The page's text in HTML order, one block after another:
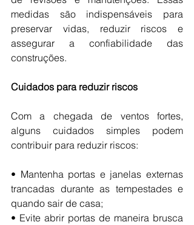
medidas são indispensáveis para
preservar vidas, reduzir riscos e
assegurar a confiabilidade das
construções.
Cuidados para reduzir riscos
Com a chegada de ventos fortes,
alguns cuidados simples podem
contribuir para reduzir riscos:
•⁠ ⁠Mantenha portas e janelas externas
trancadas durante as tempestades e
quando sair de casa;
•⁠ Evite abrir portas de maneira brusca